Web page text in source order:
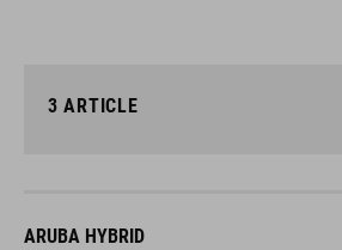
3 ARTICLE
ARUBA HYBRID